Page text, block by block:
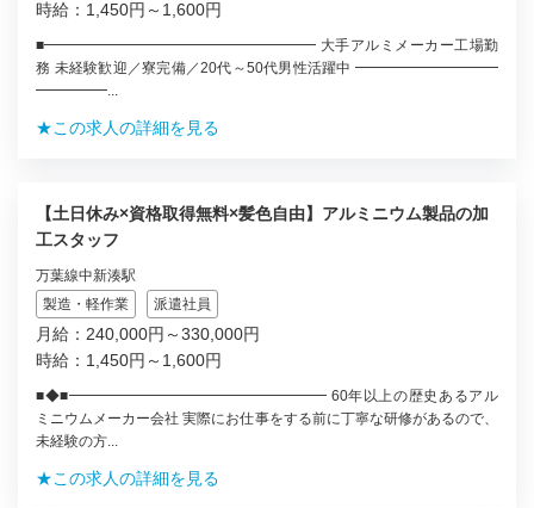
時給：1,450円～1,600円
■━━━━━━━━━━━━━━━━━━━ 大手アルミメーカー工場勤
務 未経験歓迎／寮完備／20代～50代男性活躍中 ━━━━━━━━━━
━━━━━...
★この求人の詳細を見る
【土日休み×資格取得無料×髪色自由】アルミニウム製品の加
工スタッフ
万葉線中新湊駅
製造・軽作業
派遣社員
月給：240,000円～330,000円
時給：1,450円～1,600円
■◆■━━━━━━━━━━━━━━━━━━ 60年以上の歴史あるアル
ミニウムメーカー会社 実際にお仕事をする前に丁寧な研修があるので、
未経験の方...
★この求人の詳細を見る